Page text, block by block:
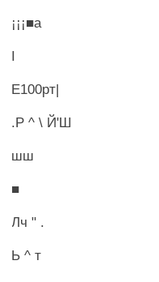
¡¡¡■а
I
Е100рт|
.Р ^ \ Й'Ш
шш
■
Лч " .
Ь ^ т